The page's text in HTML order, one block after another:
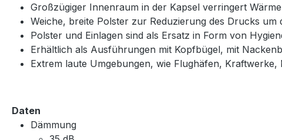
Großzügiger Innenraum in der Kapsel verringert
Weiche, breite Polster zur Reduzierung des Drucks um
Polster und Einlagen sind als Ersatz in Form von
Erhältlich als Ausführungen mit Kopfbügel, mit
Extrem laute Umgebungen, wie Flughäfen,
Daten
Dämmung